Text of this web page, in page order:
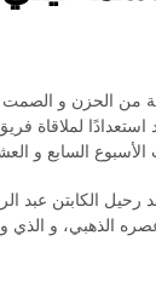
الحزن و الصمت
استعدادًا لملاقاة
رحيل الكابتن عبد
الذهبي، و الذي